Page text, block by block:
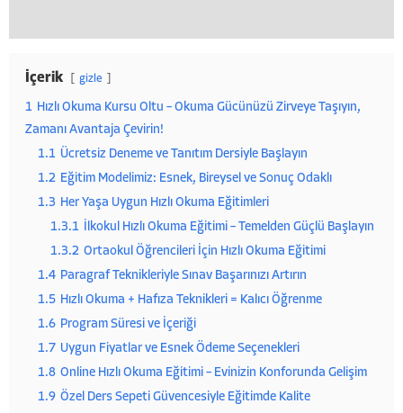
İçerik gizle
1 Hızlı Okuma Kursu Oltu – Okuma Gücünüzü Zirveye Taşıyın,
Zamanı Avantaja Çevirin!
1.1 Ücretsiz Deneme ve Tanıtım Dersiyle Başlayın
1.2 Eğitim Modelimiz: Esnek, Bireysel ve Sonuç Odaklı
1.3 Her Yaşa Uygun Hızlı Okuma Eğitimleri
1.3.1
İlkokul Hızlı Okuma Eğitimi – Temelden Güçlü Başlayın
1.3.2 Ortaokul Öğrencileri İçin Hızlı Okuma Eğitimi
1.4 Paragraf Teknikleriyle Sınav Başarınızı Artırın
1.5 Hızlı Okuma + Hafıza Teknikleri = Kalıcı Öğrenme
1.6 Program Süresi ve İçeriği
1.7 Uygun Fiyatlar ve Esnek Ödeme Seçenekleri
1.8 Online Hızlı Okuma Eğitimi – Evinizin Konforunda Gelişim
1.9 Özel Ders Sepeti Güvencesiyle Eğitimde Kalite